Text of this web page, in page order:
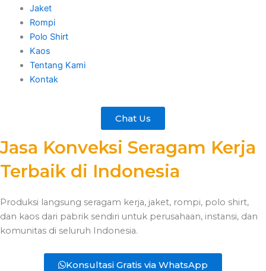
Jaket
Rompi
Polo Shirt
Kaos
Tentang Kami
Kontak
Chat Us
Jasa Konveksi Seragam Kerja
Terbaik di Indonesia
Produksi langsung seragam kerja, jaket, rompi, polo shirt,
dan kaos dari pabrik sendiri untuk perusahaan, instansi, dan
komunitas di seluruh Indonesia.
Konsultasi Gratis via WhatsApp